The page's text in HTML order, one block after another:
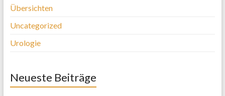
Übersichten
Uncategorized
Urologie
Neueste Beiträge